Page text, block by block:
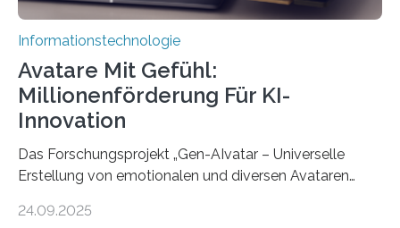
Informationstechnologie
Avatare Mit Gefühl:
Millionenförderung Für KI-
Innovation
Das Forschungsprojekt „Gen-AIvatar – Universelle
Erstellung von emotionalen und diversen Avataren
Förderung in Höhe von rund 2 Millionen Euro. Dabei
24.09.2025